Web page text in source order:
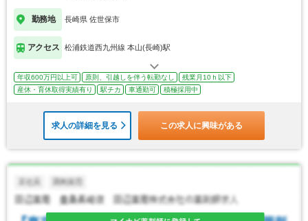
勤務地 長崎県 佐世保市
アクセス 松浦鉄道西九州線 本山(長崎)駅
年収600万円以上可 原則、引越しを伴う転勤なし
残業月10ｈ以下
産休・育休取得実績有り
駅チカ 車通勤可 積極採用中
求人の詳細を見る この求人に興味がある